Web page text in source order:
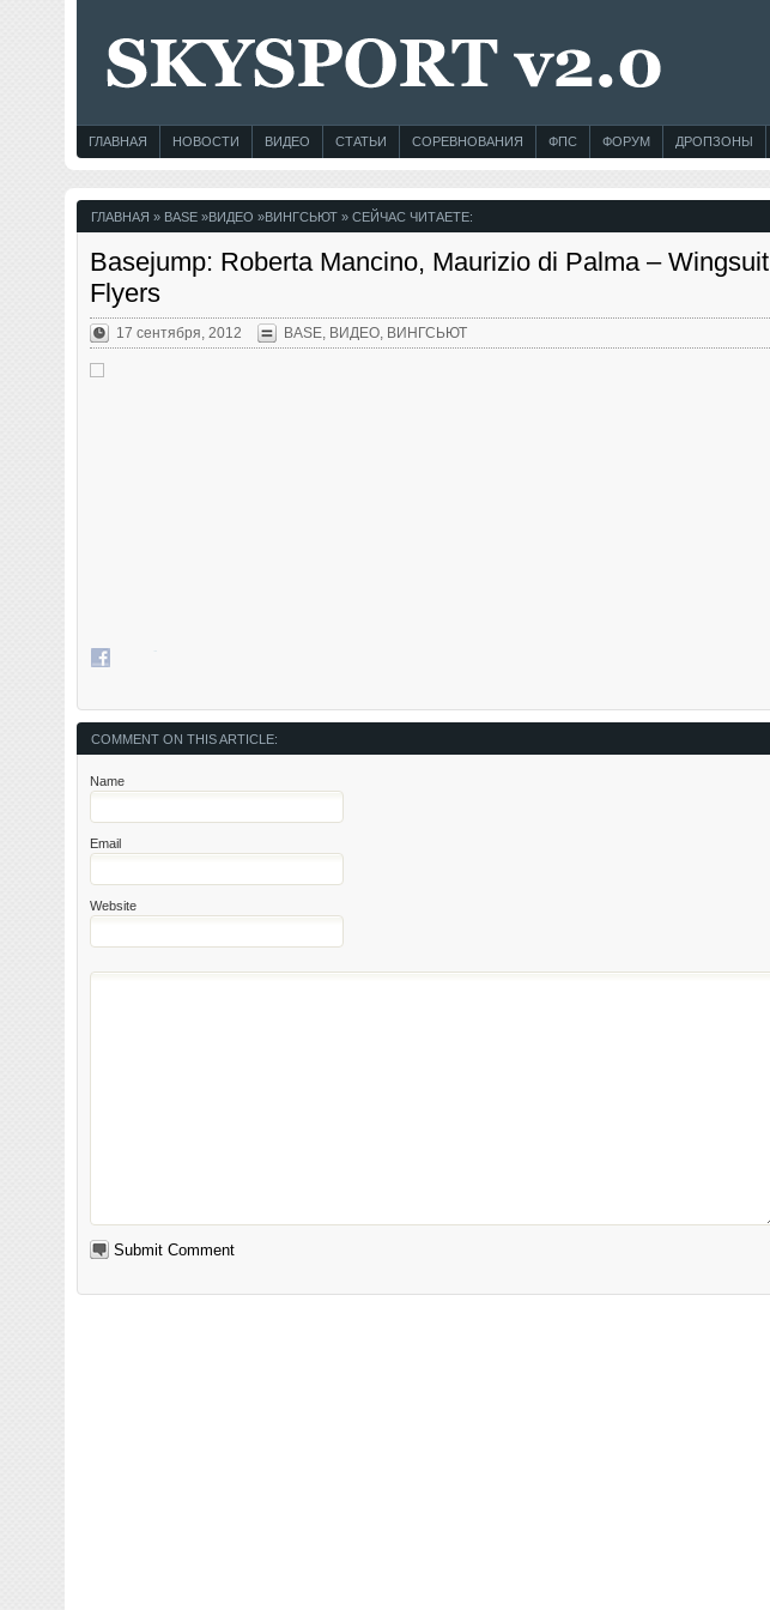
ГЛАВНАЯ НОВОСТИ ВИДЕО СТАТЬИ СОРЕВНОВАНИЯ ФПС ФОРУМ ДРОПЗОНЫ
ГЛАВНАЯ » BASE»ВИДЕО »ВИНГСЬЮТ» СЕЙЧАС ЧИТАЕТЕ:
Basejump: Roberta Mancino, Maurizio di Palma – Wingsuit
Flyers
17 сентября, 2012 BASE, ВИДЕО, ВИНГСЬЮТ
COMMENT ON THIS ARTICLE:
Name
Email
Website